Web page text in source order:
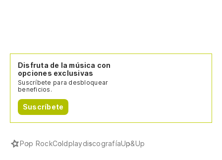
Disfruta de la música con
opciones exclusivas
Suscríbete para desbloquear
beneficios.
Suscríbete
Pop RockColdplaydiscografíaUp&Up